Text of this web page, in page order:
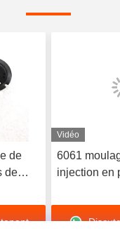
de
de
de
Vidéo
6061
injection en
aluminium
7075CNC